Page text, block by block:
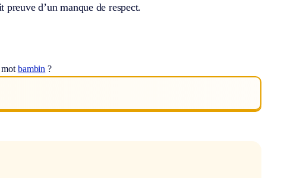
d’un manque de respect.
bambin ?